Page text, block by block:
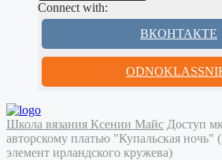
Connect with:
ВКОНТАКТЕ
Школа вязания Ксении Майс Доступ
авторскому платью "Купальская ночь"
элемент ирландского кружева)